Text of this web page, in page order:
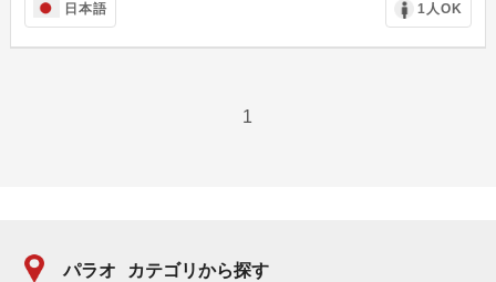
日本語 1人OK
1
パラオ カテゴリから探す